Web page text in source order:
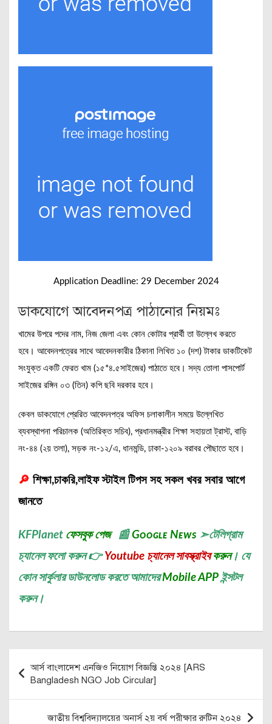
Application Deadline: 29 December 2024
ডাকযোগে আবেদনপত্র পাঠানোর নিয়মঃ
খামের উপরে পদের নাম, নিজ জেলা এবং কোন কোটার প্রার্থী তা উল্লেখ করতে
হবে। আবেদনপত্রের সাথে আবেদনকারীর ঠিকানা লিখিত ১০ (দশ) টাকার ডাকটিকেট
সংযুক্ত একটি ফেরত খাম (১৫*৪.৫সাইজের) পাঠাতে হবে। সদ্য তোলা পাসপোর্ট
সাইজের রঙ্গিন ০৩ (তিন) কপি ছবি দরকার হবে।
কেবল ডাকযোগে প্রেরিত আবেদনপত্র অফিস চলাকালীন সময়ে উল্লেখিত
ব্যবস্থাপনা পরিচালক (অতিরিক্ত সচিব), প্রধানমন্ত্রীর শিক্ষা সহায়তা ট্রাস্ট, বাড়ি
নং-৪৪ (২য় তলা), সড়ক নং-১২/এ, ধানমন্ডি, ঢাকা-১২০৯ বরাবর পৌছাতে হবে।
🔎 শিক্ষা,চাকরি,লাইফ স্টাইল টিপস সহ সকল খবর সবার আগে
জানতে
KFPlanet ফেসবুক পেজ📰 Gᴏᴏɢʟᴇ Nᴇᴡs ➣টেলিগ্রাম
চ্যানেলফলো করুন 👉Youtube চ্যানেল সাবস্ক্রাইবকরুন। যে
কোন সার্কুলার ডাউনলোড করতে আমাদেরMobile APPইন্সটল
করুন।
navigation
আর্স বাংলাদেশ এনজিও নিয়োগ বিজ্ঞপ্তি ২০২৪ [ARS
Bangladesh NGO Job Circular]
জাতীয় বিশ্ববিদ্যালয়ের অনার্স ২য় বর্ষ পরীক্ষার রুটিন ২০২৪